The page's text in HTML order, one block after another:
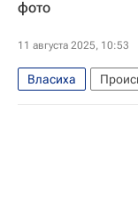
фото
11 августа 2025, 10:53
Власиха
Вооруженные